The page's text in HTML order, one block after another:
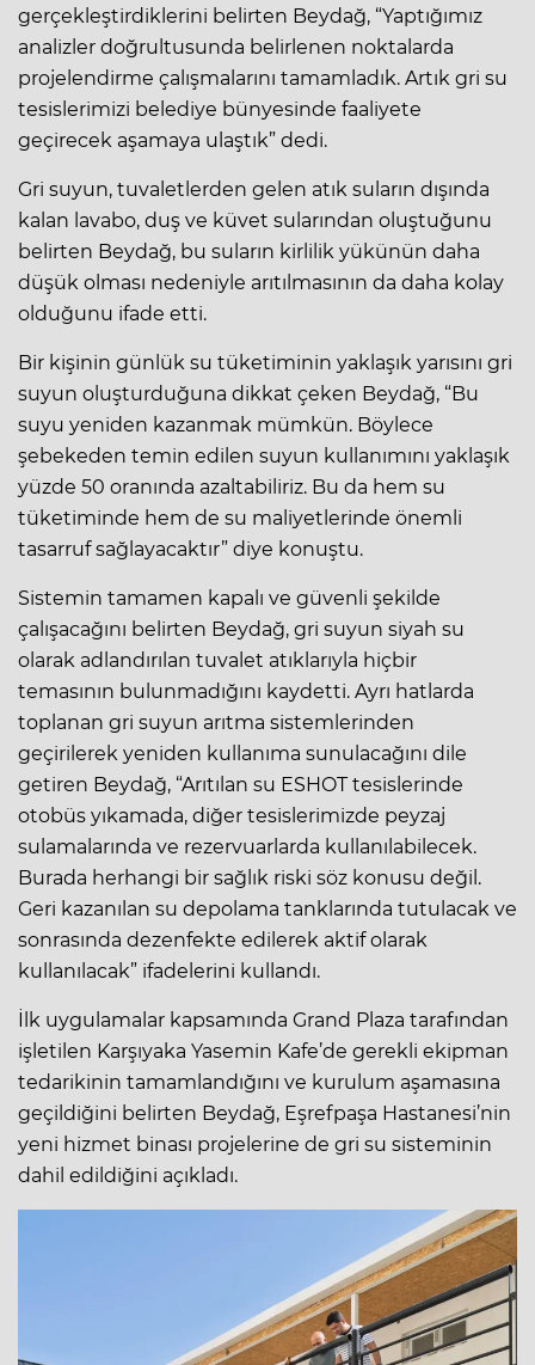
gerçekleştirdiklerini belirten Beydağ, “Yaptığımız
analizler doğrultusunda belirlenen noktalarda
projelendirme çalışmalarını tamamladık. Artık gri su
tesislerimizi belediye bünyesinde faaliyete
geçirecek aşamaya ulaştık” dedi.
Gri suyun, tuvaletlerden gelen atık suların dışında
kalan lavabo, duş ve küvet sularından oluştuğunu
belirten Beydağ, bu suların kirlilik yükünün daha
düşük olması nedeniyle arıtılmasının da daha kolay
olduğunu ifade etti.
Bir kişinin günlük su tüketiminin yaklaşık yarısını gri
suyun oluşturduğuna dikkat çeken Beydağ, “Bu
suyu yeniden kazanmak mümkün. Böylece
şebekeden temin edilen suyun kullanımını yaklaşık
yüzde 50 oranında azaltabiliriz. Bu da hem su
tüketiminde hem de su maliyetlerinde önemli
tasarruf sağlayacaktır” diye konuştu.
Sistemin tamamen kapalı ve güvenli şekilde
çalışacağını belirten Beydağ, gri suyun siyah su
olarak adlandırılan tuvalet atıklarıyla hiçbir
temasının bulunmadığını kaydetti. Ayrı hatlarda
toplanan gri suyun arıtma sistemlerinden
geçirilerek yeniden kullanıma sunulacağını dile
getiren Beydağ, “Arıtılan su ESHOT tesislerinde
otobüs yıkamada, diğer tesislerimizde peyzaj
sulamalarında ve rezervuarlarda kullanılabilecek.
Burada herhangi bir sağlık riski söz konusu değil.
Geri kazanılan su depolama tanklarında tutulacak ve
sonrasında dezenfekte edilerek aktif olarak
kullanılacak” ifadelerini kullandı.
İlk uygulamalar kapsamında Grand Plaza tarafından
işletilen Karşıyaka Yasemin Kafe’de gerekli ekipman
tedarikinin tamamlandığını ve kurulum aşamasına
geçildiğini belirten Beydağ, Eşrefpaşa Hastanesi’nin
yeni hizmet binası projelerine de gri su sisteminin
dahil edildiğini açıkladı.